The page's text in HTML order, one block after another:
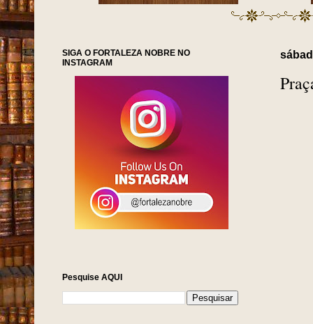
SIGA O FORTALEZA NOBRE NO
INSTAGRAM
Pesquise AQUI